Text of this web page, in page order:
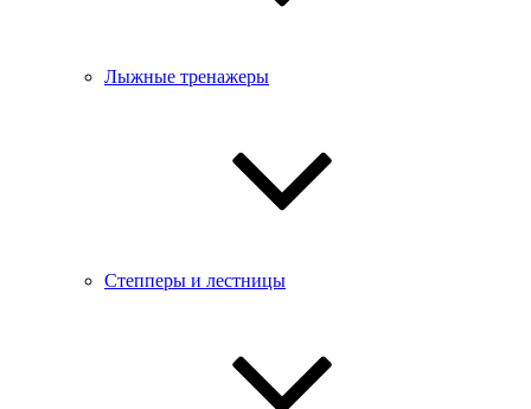
Лыжные тренажеры
Степперы и лестницы